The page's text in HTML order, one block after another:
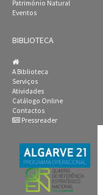
Património Natural
Eventos
BIBLIOTECA
A Biblioteca
Serviços
Atividades
Catálogo Online
Contactos
Pressreader